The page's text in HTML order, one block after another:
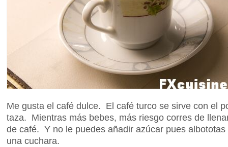
Me gusta el café dulce. El café turco se sirve con el
taza. Mientras más bebes, más riesgo corres de
de café. Y no le puedes añadir azúcar pues
una cuchara.